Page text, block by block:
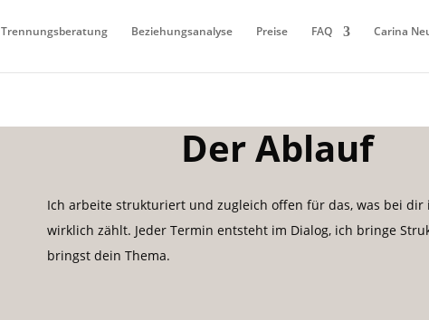
Trennungsberatung Beziehungsanalyse Preise FAQ Carina
Der Ablauf
Ich arbeite strukturiert und zugleich offen für das, was bei dir
wirklich zählt. Jeder Termin entsteht im Dialog, ich bringe
bringst dein Thema.